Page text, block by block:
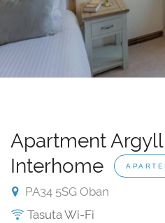
Apartment
Interhome
PA34 5SG Oban
Tasuta Wi-Fi